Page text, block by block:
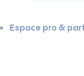
Espace pro &